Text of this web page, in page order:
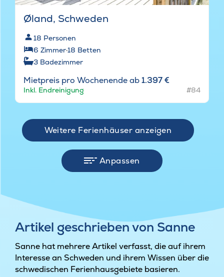
Øland, Schweden
18 Personen
6 Zimmer·18 Betten
3 Badezimmer
Mietpreis pro Wochenende ab1.397 €
Inkl. Endreinigung #84
Weitere Ferienhäuser anzeigen
Anpassen
Artikel geschrieben von Sanne
Sanne hat mehrere Artikel verfasst, die auf ihrem
Interesse an Schweden und ihrem Wissen über die
schwedischen Ferienhausgebiete basieren.